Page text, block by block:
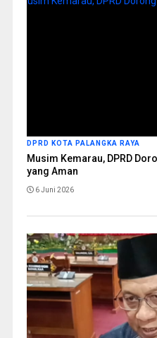
DPRD KOTA PALANGKA RAYA
Musim Kemarau, DPRD
yang Aman
6 Juni 2026